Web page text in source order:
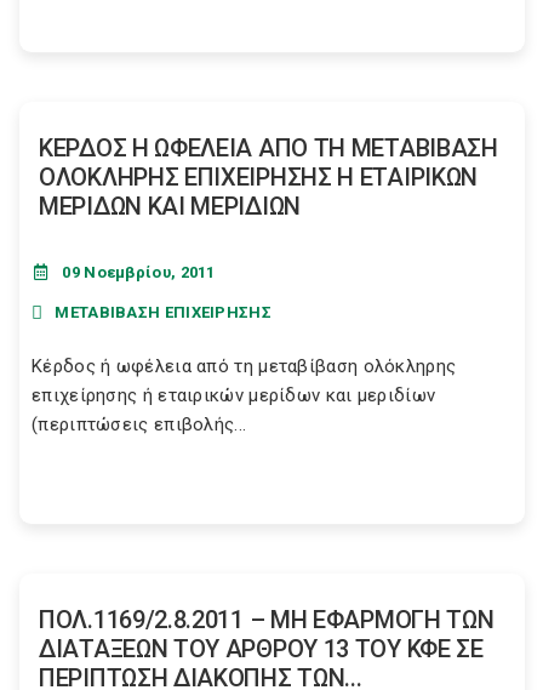
ΚΕΡΔΟΣ Η ΩΦΕΛΕΙΑ ΑΠΟ ΤΗ ΜΕΤΑΒΙΒΑΣΗ
ΟΛΟΚΛΗΡΗΣ ΕΠΙΧΕΙΡΗΣΗΣ Η ΕΤΑΙΡΙΚΩΝ
ΜΕΡΙΔΩΝ ΚΑΙ ΜΕΡΙΔΙΩΝ
09 Νοεμβρίου, 2011
ΜΕΤΑΒΙΒΑΣΗ ΕΠΙΧΕΙΡΗΣΗΣ
Κέρδος ή ωφέλεια από τη μεταβίβαση ολόκληρης
επιχείρησης ή εταιρικών μερίδων και μεριδίων
(περιπτώσεις επιβολής...
ΠΟΛ.1169/2.8.2011 – ΜΗ ΕΦΑΡΜΟΓΗ ΤΩΝ
ΔΙΑΤΑΞΕΩΝ ΤΟΥ ΑΡΘΡΟΥ 13 ΤΟΥ ΚΦΕ ΣΕ
ΠΕΡΙΠΤΩΣΗ ΔΙΑΚΟΠΗΣ ΤΩΝ...